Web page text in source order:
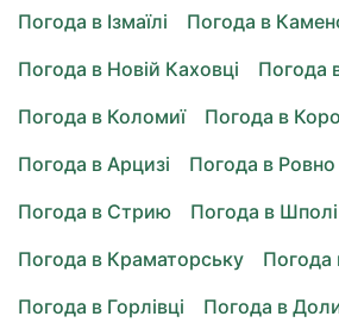
Погода в Ізмаїлі
Погода в
Погода в Новій Каховці
Погода
Погода в Коломиї
Погода в
Погода в Арцизі
Погода в Ровно
Погода в Стрию
Погода в Шполі
Погода в Краматорську
Погода
Погода в Горлівці
Погода в